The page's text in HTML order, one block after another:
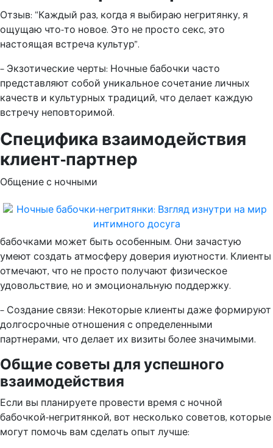
Отзыв: “Каждый раз, когда я выбираю негритянку, я
ощущаю что-то новое. Это не просто секс, это
настоящая встреча культур”.
– Экзотические черты: Ночные бабочки часто
представляют собой уникальное сочетание личных
качеств и культурных традиций, что делает каждую
встречу неповторимой.
Специфика взаимодействия
клиент-партнер
Общение с ночными
бабочками может быть особенным. Они зачастую
умеют создать атмосферу доверия иуютности. Клиенты
отмечают, что не просто получают физическое
удовольствие, но и эмоциональную поддержку.
– Создание связи: Некоторые клиенты даже формируют
долгосрочные отношения с определенными
партнерами, что делает их визиты более значимыми.
Общие советы для успешного
взаимодействия
Если вы планируете провести время с ночной
бабочкой-негритянкой, вот несколько советов, которые
могут помочь вам сделать опыт лучше: